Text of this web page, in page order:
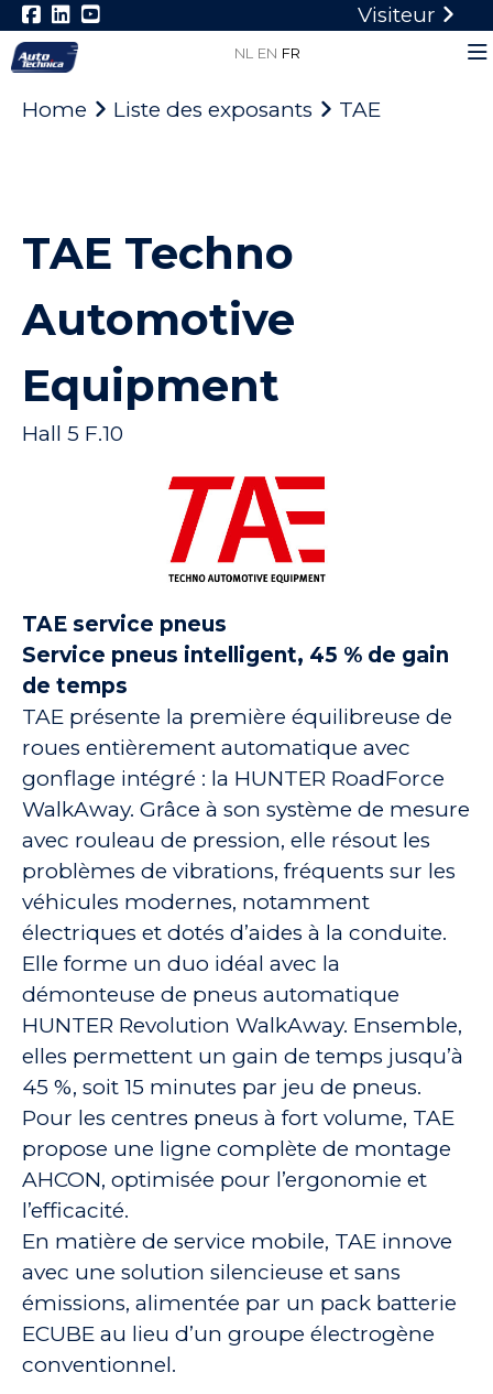
Visiteur
NL EN FR
Home Liste des exposants TAE
TAE Techno
Automotive
Equipment
Hall 5 F.10
TAE service pneus
Service pneus intelligent, 45 % de gain
de temps
TAE présente la première équilibreuse de
roues entièrement automatique avec
gonflage intégré : la HUNTER RoadForce
WalkAway. Grâce à son système de mesure
avec rouleau de pression, elle résout les
problèmes de vibrations, fréquents sur les
véhicules modernes, notamment
électriques et dotés d’aides à la conduite.
Elle forme un duo idéal avec la
démonteuse de pneus automatique
HUNTER Revolution WalkAway. Ensemble,
elles permettent un gain de temps jusqu’à
45 %, soit 15 minutes par jeu de pneus.
Pour les centres pneus à fort volume, TAE
propose une ligne complète de montage
AHCON, optimisée pour l’ergonomie et
l’efficacité.
En matière de service mobile, TAE innove
avec une solution silencieuse et sans
émissions, alimentée par un pack batterie
ECUBE au lieu d’un groupe électrogène
conventionnel.